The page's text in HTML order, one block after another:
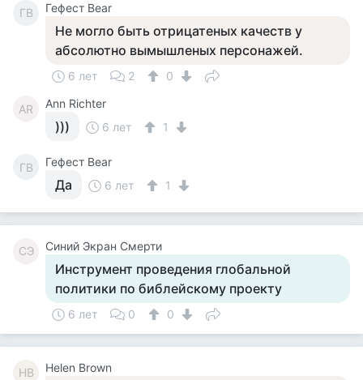
ГB Гефест Bear
Не могло быть отрицатеных качеств у
абсолютно вымышленых персонажей.
6 лет 2 0
AR Ann Richter
))) 6 лет 1
ГB Гефест Bear
Да 6 лет 1
СЭ Синий Экран Смерти
Инструмент проведения глобальной
политики по библейскому проекту
6 лет 0 0
HB Helen Brown